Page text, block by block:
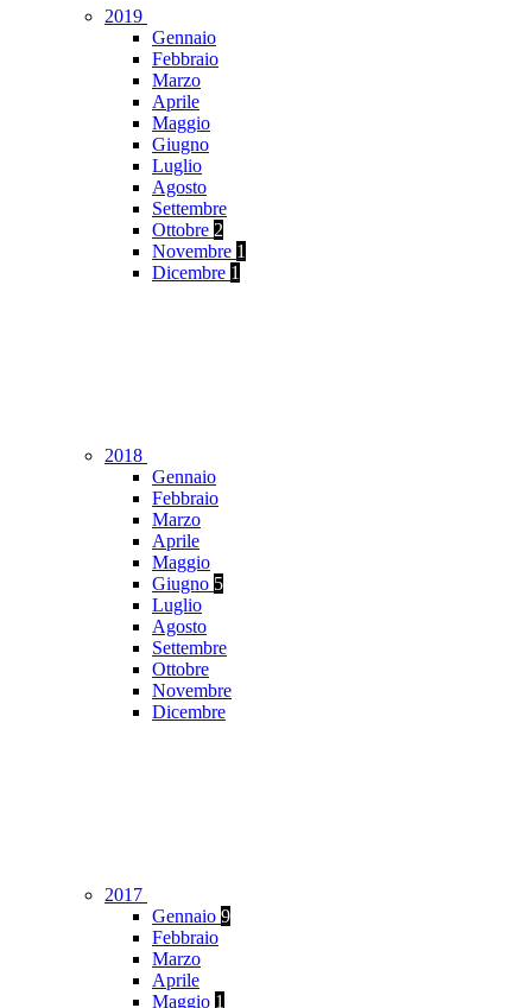
2019
Gennaio
Febbraio
Marzo
Aprile
Maggio
Giugno
Luglio
Agosto
Settembre
Ottobre 2
Novembre 1
Dicembre 1
2018
Gennaio
Febbraio
Marzo
Aprile
Maggio
Giugno 5
Luglio
Agosto
Settembre
Ottobre
Novembre
Dicembre
2017
Gennaio 9
Febbraio
Marzo
Aprile
Maggio 1